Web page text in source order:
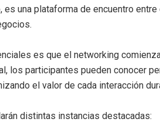
es una plataforma de encuentro
es que el networking
los participantes pueden conocer
el valor de cada interacción
distintas instancias destacadas: